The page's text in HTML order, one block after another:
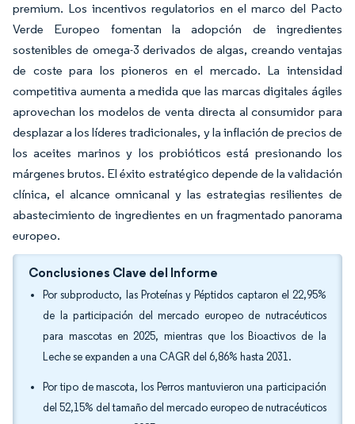
premium. Los incentivos regulatorios en el marco del Pacto
Verde Europeo fomentan la adopción de ingredientes
sostenibles de omega-3 derivados de algas, creando ventajas
de coste para los pioneros en el mercado. La intensidad
competitiva aumenta a medida que las marcas digitales ágiles
aprovechan los modelos de venta directa al consumidor para
desplazar a los líderes tradicionales, y la inflación de precios de
los aceites marinos y los probióticos está presionando los
márgenes brutos. El éxito estratégico depende de la validación
clínica, el alcance omnicanal y las estrategias resilientes de
abastecimiento de ingredientes en un fragmentado panorama
europeo.
Conclusiones Clave del Informe
Por subproducto, las Proteínas y Péptidos captaron el 22,95%
de la participación del mercado europeo de nutracéuticos
para mascotas en 2025, mientras que los Bioactivos de la
Leche se expanden a una CAGR del 6,86% hasta 2031.
Por tipo de mascota, los Perros mantuvieron una participación
del 52,15% del tamaño del mercado europeo de nutracéuticos